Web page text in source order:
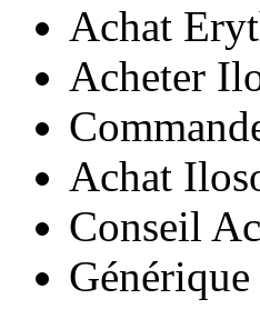
Achat
Acheter
Achat
Conseil